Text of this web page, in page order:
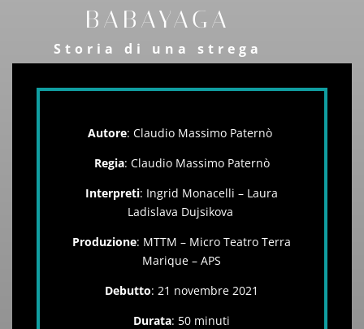
BABAYAGA
Storia di una strega
Autore: Claudio Massimo Paternò
Regia: Claudio Massimo Paternò
Interpreti: Ingrid Monacelli – Laura
Ladislava Dujsikova
Produzione: MTTM – Micro Teatro Terra
Marique – APS
Debutto: 21 novembre 2021
Durata: 50 minuti